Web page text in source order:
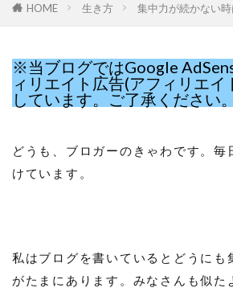
HOME 生き方 集中力が続かない
※当ブログではGoogle
ィリエイト広告(アフィリエイ
しています。ご了承ください。
どうも、ブロガーのきゃわです。毎
けています。
私はブログを書いているとどうにも
がたまにあります。みなさんも似た